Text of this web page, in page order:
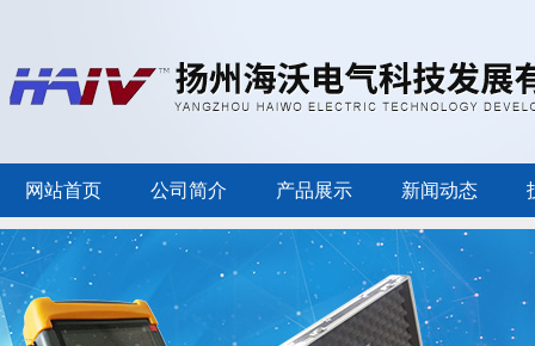
网站首页 公司简介 产品展示 新闻动态